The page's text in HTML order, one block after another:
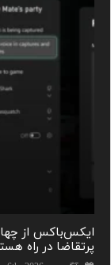
ایکس‌باکس از
پرتقاضا در راه